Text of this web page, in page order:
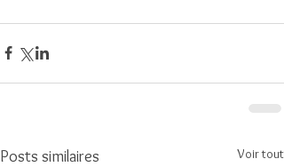
Posts similaires Voir tout